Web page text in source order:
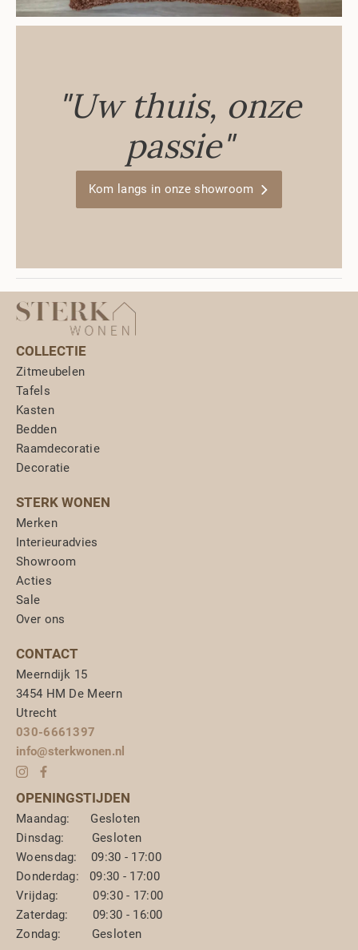
"Uw thuis, onze
passie"
Kom langs in onze showroom
COLLECTIE
Zitmeubelen
Tafels
Kasten
Bedden
Raamdecoratie
Decoratie
STERK WONEN
Merken
Interieuradvies
Showroom
Acties
Sale
Over ons
CONTACT
Meerndijk 15
3454 HM De Meern
Utrecht
030-6661397
info@sterkwonen.nl
OPENINGSTIJDEN
Maandag: Gesloten
Dinsdag: Gesloten
Woensdag: 09:30 - 17:00
Donderdag: 09:30 - 17:00
Vrijdag: 09:30 - 17:00
Zaterdag: 09:30 - 16:00
Zondag: Gesloten